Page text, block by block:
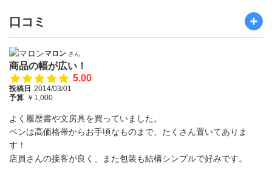
口コミ
マロン さん
商品の幅が広い！
5.00
投稿日 2014/03/01
予算 ￥1,000
よく履歴書や文房具を買っていました。
ペンは高価格帯からお手頃なものまで、たくさん置いてありま
す！
店員さんの接客が良く、また包装も結構シンプルで好みです。